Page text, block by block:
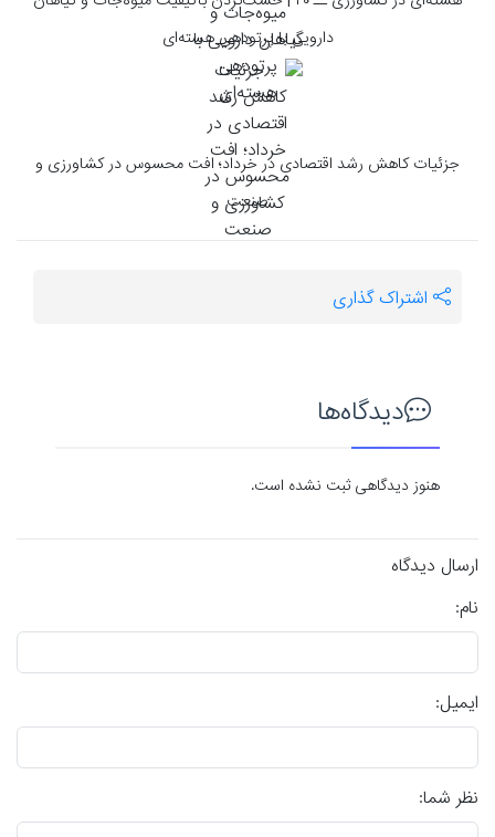
دارویی با پرتودهی هسته‌ای
جزئیات کاهش رشد اقتصادی در خرداد؛ افت محسوس در کشاورزی و
صنعت
اشتراک گذاری
دیدگاه‌ها
هنوز دیدگاهی ثبت نشده است.
ارسال دیدگاه
نام:
ایمیل:
نظر شما: